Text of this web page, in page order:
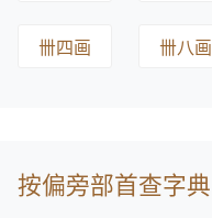
卌四画 卌八画
按偏旁部首查字典